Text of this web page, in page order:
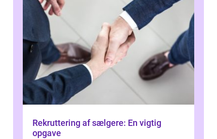
Rekruttering af sælgere: En vigtig
opgave